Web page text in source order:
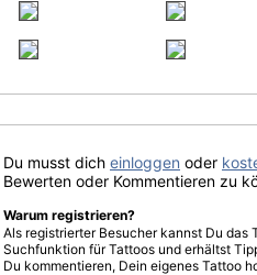
Du musst dich einloggen oder
Bewerten oder Kommentieren zu
Warum registrieren?
Als registrierter Besucher kannst Du
Suchfunktion für Tattoos und erhältst
Du kommentieren, Dein eigenes Tattoo